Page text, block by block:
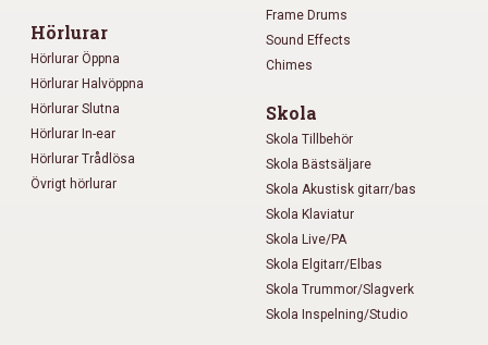
Hörlurar
Hörlurar Öppna
Hörlurar Halvöppna
Hörlurar Slutna
Hörlurar In-ear
Hörlurar Trådlösa
Övrigt hörlurar
Frame Drums
Sound Effects
Chimes
Skola
Skola Tillbehör
Skola Bästsäljare
Skola Akustisk gitarr/bas
Skola Klaviatur
Skola Live/PA
Skola Elgitarr/Elbas
Skola Trummor/Slagverk
Skola Inspelning/Studio